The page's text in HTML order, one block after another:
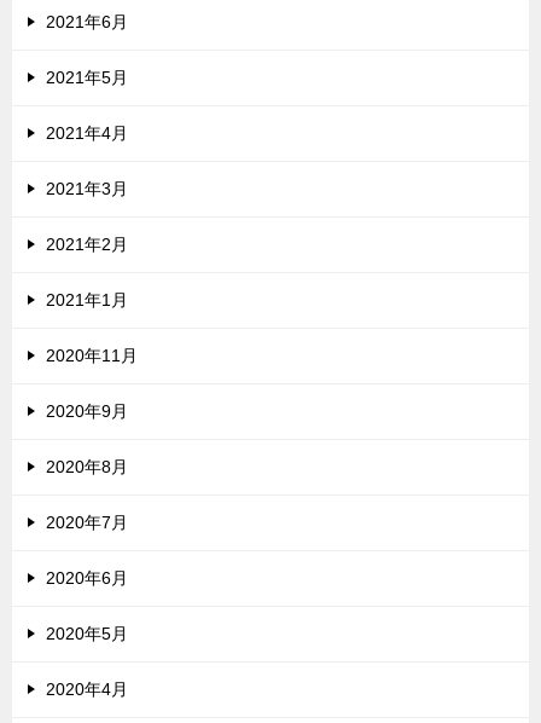
2021年6月
2021年5月
2021年4月
2021年3月
2021年2月
2021年1月
2020年11月
2020年9月
2020年8月
2020年7月
2020年6月
2020年5月
2020年4月